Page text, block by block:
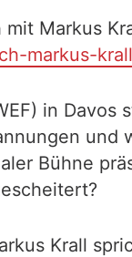
Markus
markus-
in
Bühne
Krall